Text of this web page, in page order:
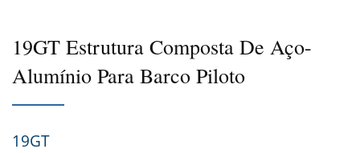
19GT Estrutura Composta De Aço-
Alumínio Para Barco Piloto
19GT